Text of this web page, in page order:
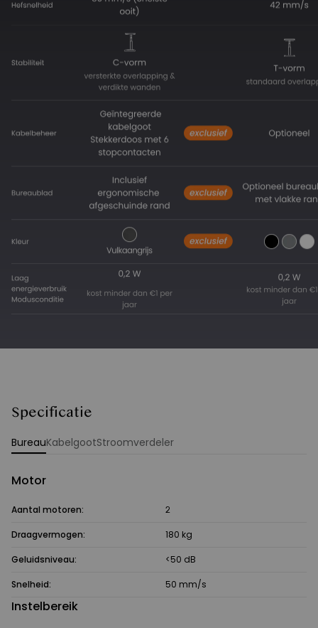
Specificatie
BureauKabelgootStroomverdeler
Motor
Aantal motoren: 2
Draagvermogen: 180 kg
Geluidsniveau: <50 dB
Snelheid: 50 mm/s
Instelbereik